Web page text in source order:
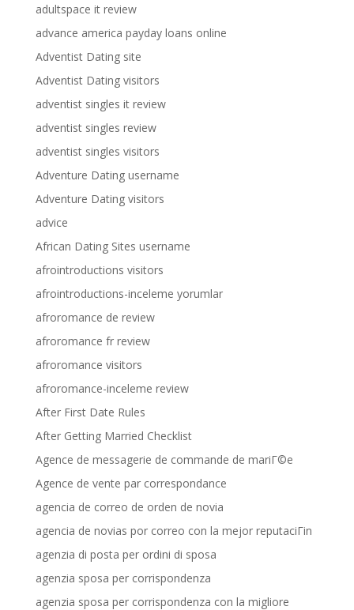
adultspace it review
advance america payday loans online
Adventist Dating site
Adventist Dating visitors
adventist singles it review
adventist singles review
adventist singles visitors
Adventure Dating username
Adventure Dating visitors
advice
African Dating Sites username
afrointroductions visitors
afrointroductions-inceleme yorumlar
afroromance de review
afroromance fr review
afroromance visitors
afroromance-inceleme review
After First Date Rules
After Getting Married Checklist
Agence de messagerie de commande de mariГ©e
Agence de vente par correspondance
agencia de correo de orden de novia
agencia de novias por correo con la mejor reputaciГіn
agenzia di posta per ordini di sposa
agenzia sposa per corrispondenza
agenzia sposa per corrispondenza con la migliore